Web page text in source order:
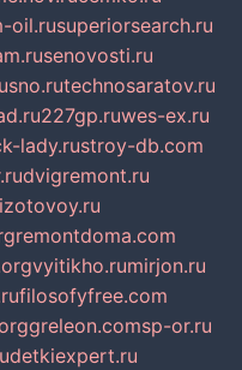
oil.rusuperiorsearch.ru
senovosti.ru
technosaratov.ru
227gp.ruwes-ex.ru
lady.rustroy-db.com
dvigremont.ru
remontdoma.com
vyitikho.rumirjon.ru
filosofyfree.com
greleon.comsp-or.ru
detkiexpert.ru